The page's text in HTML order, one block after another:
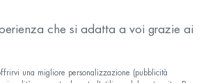
che si adatta a voi grazie ai
una migliore personalizzazione (pubblicità